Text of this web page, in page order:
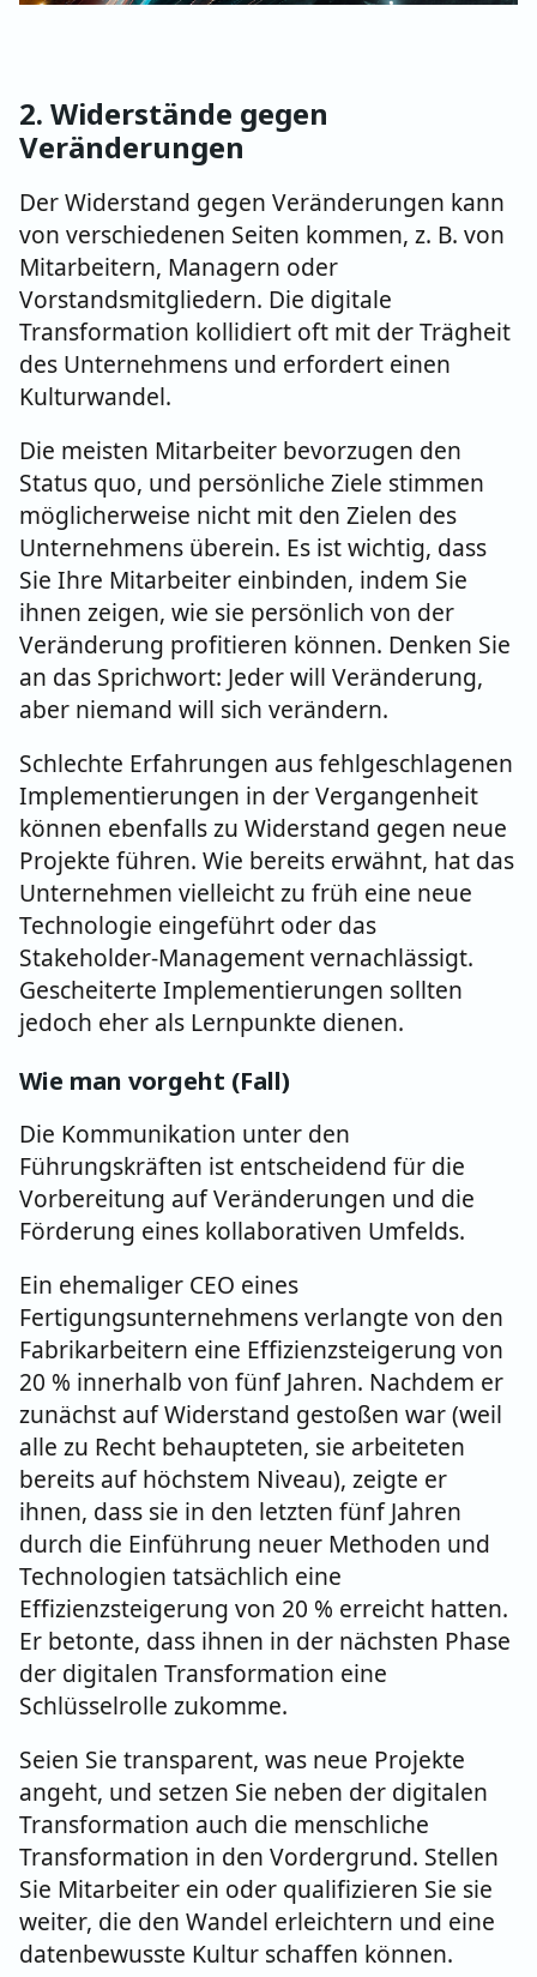
2. Widerstände gegen
Veränderungen
Der Widerstand gegen Veränderungen kann
von verschiedenen Seiten kommen, z. B. von
Mitarbeitern, Managern oder
Vorstandsmitgliedern. Die digitale
Transformation kollidiert oft mit der Trägheit
des Unternehmens und erfordert einen
Kulturwandel.
Die meisten Mitarbeiter bevorzugen den
Status quo, und persönliche Ziele stimmen
möglicherweise nicht mit den Zielen des
Unternehmens überein. Es ist wichtig, dass
Sie Ihre Mitarbeiter einbinden, indem Sie
ihnen zeigen, wie sie persönlich von der
Veränderung profitieren können. Denken Sie
an das Sprichwort: Jeder will Veränderung,
aber niemand will sich verändern.
Schlechte Erfahrungen aus fehlgeschlagenen
Implementierungen in der Vergangenheit
können ebenfalls zu Widerstand gegen neue
Projekte führen. Wie bereits erwähnt, hat das
Unternehmen vielleicht zu früh eine neue
Technologie eingeführt oder das
Stakeholder-Management vernachlässigt.
Gescheiterte Implementierungen sollten
jedoch eher als Lernpunkte dienen.
Wie man vorgeht (Fall)
Die Kommunikation unter den
Führungskräften ist entscheidend für die
Vorbereitung auf Veränderungen und die
Förderung eines kollaborativen Umfelds.
Ein ehemaliger CEO eines
Fertigungsunternehmens verlangte von den
Fabrikarbeitern eine Effizienzsteigerung von
20 % innerhalb von fünf Jahren. Nachdem er
zunächst auf Widerstand gestoßen war (weil
alle zu Recht behaupteten, sie arbeiteten
bereits auf höchstem Niveau), zeigte er
ihnen, dass sie in den letzten fünf Jahren
durch die Einführung neuer Methoden und
Technologien tatsächlich eine
Effizienzsteigerung von 20 % erreicht hatten.
Er betonte, dass ihnen in der nächsten Phase
der digitalen Transformation eine
Schlüsselrolle zukomme.
Seien Sie transparent, was neue Projekte
angeht, und setzen Sie neben der digitalen
Transformation auch die menschliche
Transformation in den Vordergrund. Stellen
Sie Mitarbeiter ein oder qualifizieren Sie sie
weiter, die den Wandel erleichtern und eine
datenbewusste Kultur schaffen können.